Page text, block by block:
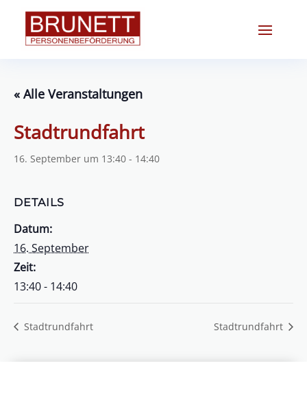
« Alle Veranstaltungen
Stadtrundfahrt
16. September um 13:40 - 14:40
DETAILS
Datum:
16. September
Zeit:
13:40 - 14:40
Stadtrundfahrt Stadtrundfahrt